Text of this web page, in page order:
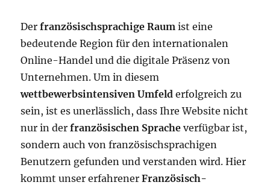
Derfranzösischsprachige Raum ist eine
bedeutende Region für den internationalen
Online-Handel und die digitale Präsenz von
Unternehmen. Um in diesem
wettbewerbsintensiven Umfeld erfolgreich zu
sein, ist es unerlässlich, dass Ihre Website nicht
nur in derfranzösischen Sprache verfügbar ist,
sondern auch von französischsprachigen
Benutzern gefunden und verstanden wird. Hier
kommt unser erfahrenerFranzösisch-